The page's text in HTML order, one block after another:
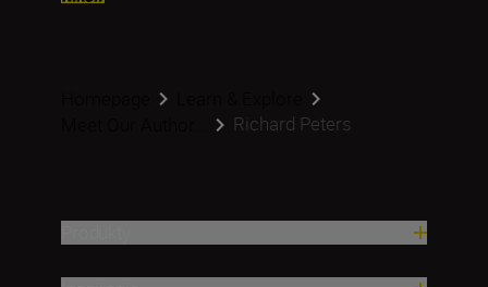
Richard Peters